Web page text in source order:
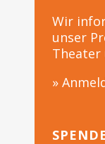
Wir
unser
Theater
»